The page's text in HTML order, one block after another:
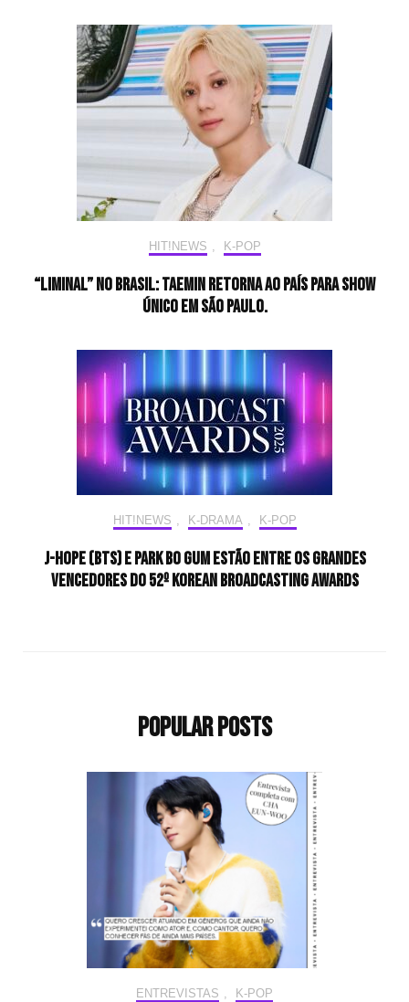
HIT!NEWS , K-POP
“LiMiNaL” no Brasil: Taemin retorna ao país para show
único em São Paulo.
HIT!NEWS , K-DRAMA , K-POP
j-hope (BTS) e Park Bo Gum estão entre os grandes
vencedores do 52º Korean Broadcasting Awards
Popular Posts
ENTREVISTAS , K-POP